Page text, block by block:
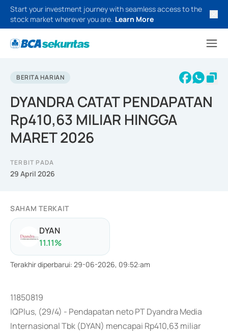
Start your investment journey with seamless access to the
stock market wherever you are. Learn More
BERITA HARIAN
DYANDRA CATAT PENDAPATAN
Rp410,63 MILIAR HINGGA
MARET 2026
TERBIT PADA
29 April 2026
SAHAM TERKAIT
DYAN
11.11%
Terakhir diperbarui: 29-06-2026, 09:52:am
11850819
IQPlus, (29/4) - Pendapatan neto PT Dyandra Media
Internasional Tbk (DYAN) mencapai Rp410,63 miliar